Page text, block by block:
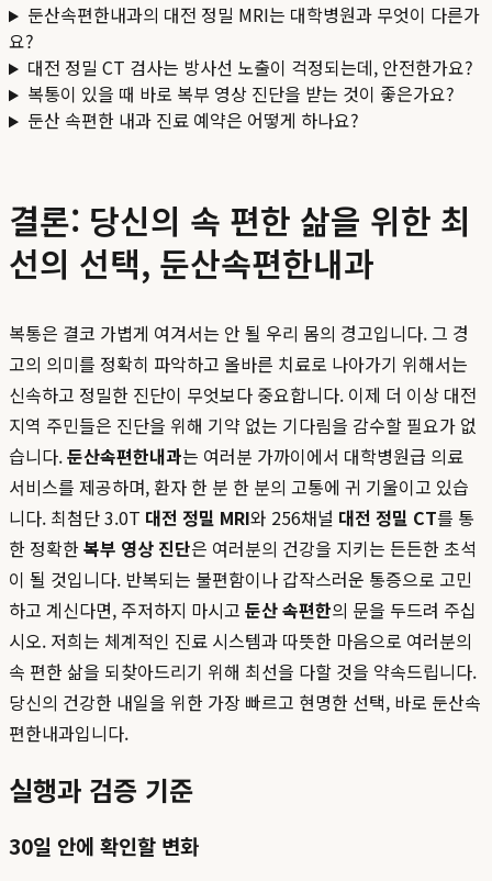
둔산속편한내과의 대전 정밀 MRI는 대학병원과 무엇이 다른가
요?
대전 정밀 CT 검사는 방사선 노출이 걱정되는데, 안전한가요?
복통이 있을 때 바로 복부 영상 진단을 받는 것이 좋은가요?
둔산 속편한 내과 진료 예약은 어떻게 하나요?
결론: 당신의 속 편한 삶을 위한 최
선의 선택, 둔산속편한내과
복통은 결코 가볍게 여겨서는 안 될 우리 몸의 경고입니다. 그 경
고의 의미를 정확히 파악하고 올바른 치료로 나아가기 위해서는
신속하고 정밀한 진단이 무엇보다 중요합니다. 이제 더 이상 대전
지역 주민들은 진단을 위해 기약 없는 기다림을 감수할 필요가 없
습니다.둔산속편한내과는 여러분 가까이에서 대학병원급 의료
서비스를 제공하며, 환자 한 분 한 분의 고통에 귀 기울이고 있습
니다. 최첨단 3.0T 대전 정밀 MRI와 256채널 대전 정밀 CT를 통
한 정확한복부 영상 진단은 여러분의 건강을 지키는 든든한 초석
이 될 것입니다. 반복되는 불편함이나 갑작스러운 통증으로 고민
하고 계신다면, 주저하지 마시고 둔산 속편한의 문을 두드려 주십
시오. 저희는 체계적인 진료 시스템과 따뜻한 마음으로 여러분의
속 편한 삶을 되찾아드리기 위해 최선을 다할 것을 약속드립니다.
당신의 건강한 내일을 위한 가장 빠르고 현명한 선택, 바로 둔산속
편한내과입니다.
실행과 검증 기준
30일 안에 확인할 변화